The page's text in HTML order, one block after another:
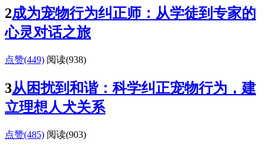
2成为宠物行为纠正师：从学徒到专家的
心灵对话之旅
点赞(449) 阅读(938)
3从困扰到和谐：科学纠正宠物行为，建
立理想人犬关系
点赞(485) 阅读(903)